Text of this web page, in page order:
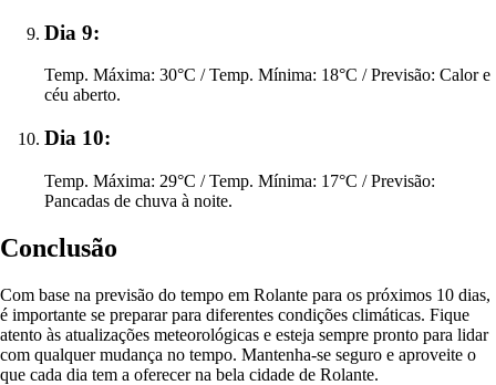
Dia 9:
Temp. Máxima: 30°C / Temp. Mínima: 18°C / Previsão: Calor e
céu aberto.
Dia 10:
Temp. Máxima: 29°C / Temp. Mínima: 17°C / Previsão:
Pancadas de chuva à noite.
Conclusão
Com base na previsão do tempo em Rolante para os próximos 10 dias,
é importante se preparar para diferentes condições climáticas. Fique
atento às atualizações meteorológicas e esteja sempre pronto para lidar
com qualquer mudança no tempo. Mantenha-se seguro e aproveite o
que cada dia tem a oferecer na bela cidade de Rolante.